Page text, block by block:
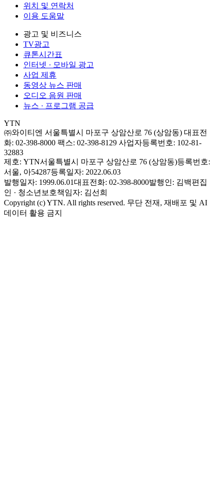
위치 및 연락처
이용 도움말
광고 및 비즈니스
TV광고
큐톤시간표
인터넷 · 모바일 광고
사업 제휴
동영상 뉴스 판매
오디오 음원 판매
뉴스 · 프로그램 공급
YTN
㈜와이티엔 서울특별시 마포구 상암산로 76 (상암동) 대표전
화: 02-398-8000 팩스: 02-398-8129 사업자등록번호: 102-81-
32883
제호: YTN서울특별시 마포구 상암산로 76 (상암동)등록번호:
서울, 아54287등록일자: 2022.06.03
발행일자: 1999.06.01대표전화: 02-398-8000발행인: 김백편집
인 · 청소년보호책임자: 김선희
Copyright (c) YTN. All rights reserved. 무단 전재, 재배포 및 AI
데이터 활용 금지